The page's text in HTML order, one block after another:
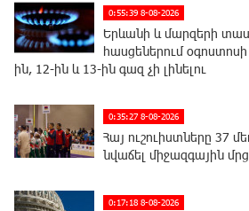
0:55:39 8-08-2026
Երևանի և մարզերի
հասցեներում
ին, 12-ին և 13-ին գազ չի լինելու
0:35:27 8-08-2026
Հայ ուշուիստները 37
նվաճել միջազգային
0:17:18 8-08-2026